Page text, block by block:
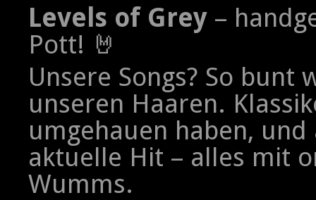
Levels of Grey –
Pott! 🤘
Unsere Songs? So
unseren Haaren.
umgehauen haben,
aktuelle Hit – alles mit
Wumms.